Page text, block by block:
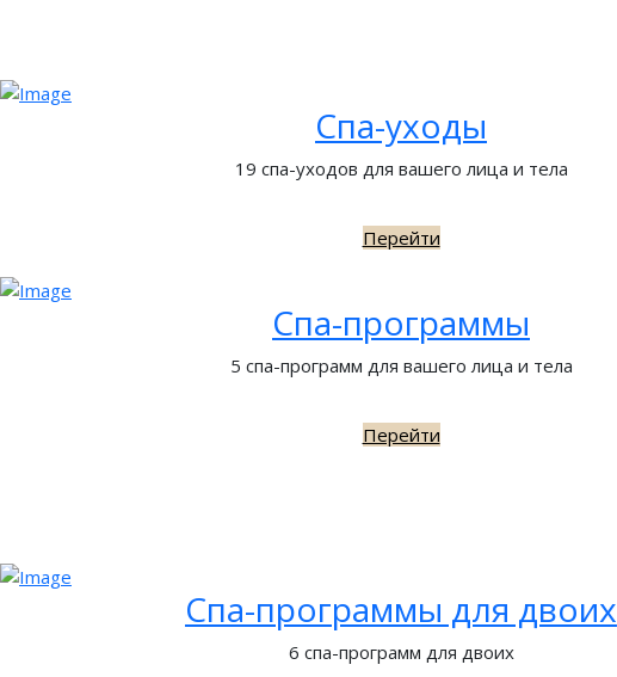
Спа-уходы
19 спа-уходов для вашего лица и тела
Перейти
Спа-программы
5 спа-программ для вашего лица и тела
Перейти
Спа-программы для двоих
6 спа-программ для двоих